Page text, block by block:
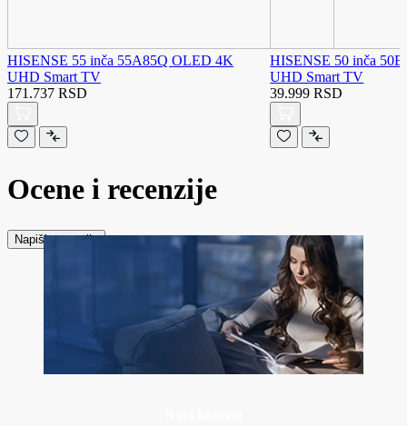
HISENSE 55 inča 55A85Q OLED 4K
UHD Smart TV
171.737 RSD
HISENSE 50 inča
UHD Smart TV
39.999 RSD
Ocene i recenzije
Napiši recenziju